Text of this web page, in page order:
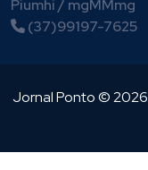
Piumhi / mgMMmg
(37)99197-7625
Jornal Ponto ©2026